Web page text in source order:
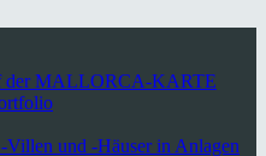
der MALLORCA-KARTE
Villen und -Häuser in Anlagen